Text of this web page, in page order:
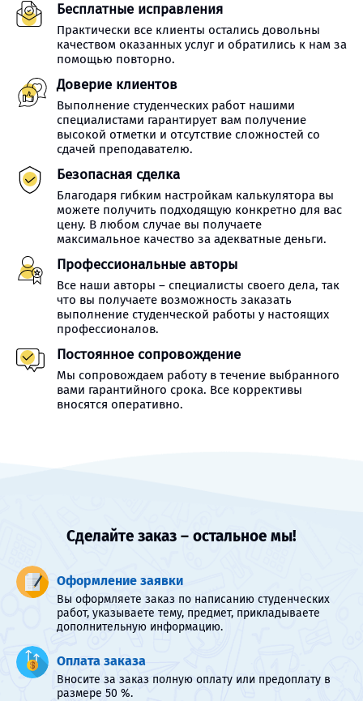
Бесплатные исправления
Практически все клиенты остались довольны
качеством оказанных услуг и обратились к нам за
помощью повторно.
Доверие клиентов
Выполнение студенческих работ нашими
специалистами гарантирует вам получение
высокой отметки и отсутствие сложностей со
сдачей преподавателю.
Безопасная сделка
Благодаря гибким настройкам калькулятора вы
можете получить подходящую конкретно для вас
цену. В любом случае вы получаете
максимальное качество за адекватные деньги.
Профессиональные авторы
Все наши авторы – специалисты своего дела, так
что вы получаете возможность заказать
выполнение студенческой работы у настоящих
профессионалов.
Постоянное сопровождение
Мы сопровождаем работу в течение выбранного
вами гарантийного срока. Все коррективы
вносятся оперативно.
Сделайте заказ – остальное мы!
Оформление заявки
Вы оформляете заказ по написанию студенческих
работ, указываете тему, предмет, прикладываете
дополнительную информацию.
Оплата заказа
Вносите за заказ полную оплату или предоплату в
размере 50 %.